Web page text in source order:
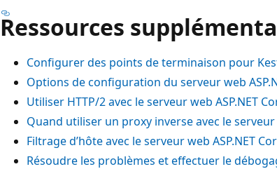
Ressources
Configurer des points de terminaison pour
Options de configuration du serveur web
Utiliser HTTP/2 avec le serveur web ASP.NET
Quand utiliser un proxy inverse avec le serveur
Filtrage d’hôte avec le serveur web ASP.NET
Résoudre les problèmes et effectuer le